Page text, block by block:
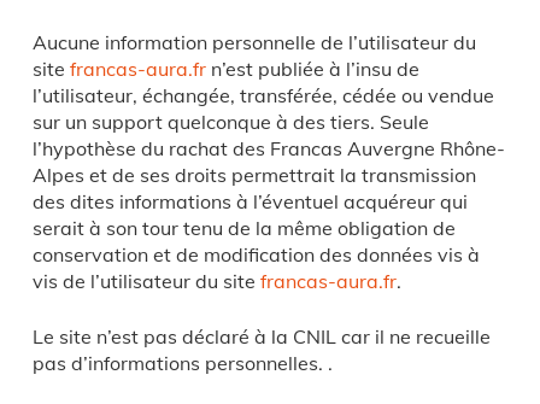
Aucune information personnelle de l’utilisateur du
site francas-aura.frn’est publiée à l’insu de
l’utilisateur, échangée, transférée, cédée ou vendue
sur un support quelconque à des tiers. Seule
l’hypothèse du rachat des Francas Auvergne Rhône-
Alpes et de ses droits permettrait la transmission
des dites informations à l’éventuel acquéreur qui
serait à son tour tenu de la même obligation de
conservation et de modification des données vis à
vis de l’utilisateur du site francas-aura.fr.
Le site n’est pas déclaré à la CNIL car il ne recueille
pas d’informations personnelles. .